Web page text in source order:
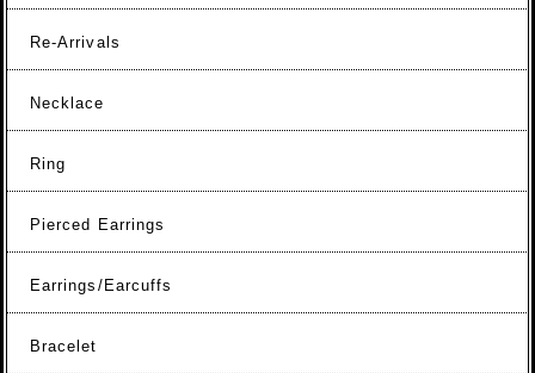
Re-Arrivals
Necklace
Ring
Pierced Earrings
Earrings/Earcuffs
Bracelet